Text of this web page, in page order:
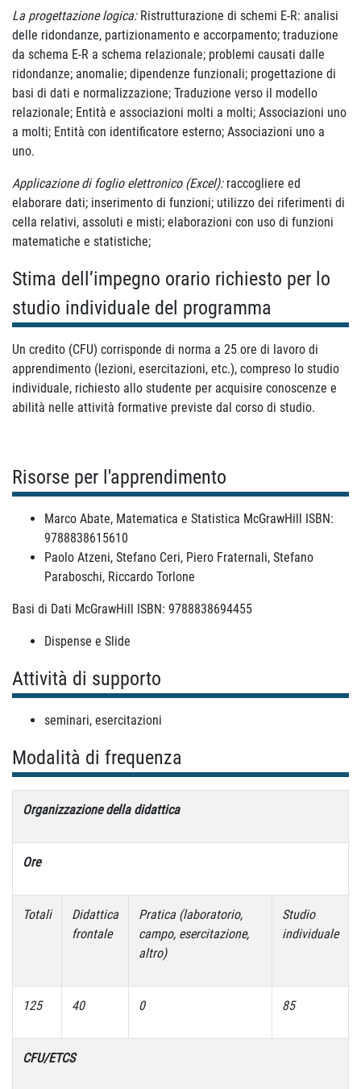
La progettazione logica: Ristrutturazione di schemi E-R: analisi
delle ridondanze, partizionamento e accorpamento; traduzione
da schema E-R a schema relazionale; problemi causati dalle
ridondanze; anomalie; dipendenze funzionali; progettazione di
basi di dati e normalizzazione; Traduzione verso il modello
relazionale; Entità e associazioni molti a molti; Associazioni uno
a molti; Entità con identificatore esterno; Associazioni uno a
uno.
Applicazione di foglio elettronico (Excel):raccogliere ed
elaborare dati; inserimento di funzioni; utilizzo dei riferimenti di
cella relativi, assoluti e misti; elaborazioni con uso di funzioni
matematiche e statistiche;
Stima dell’impegno orario richiesto per lo
studio individuale del programma
Un credito (CFU) corrisponde di norma a 25 ore di lavoro di
apprendimento (lezioni, esercitazioni, etc.), compreso lo studio
individuale, richiesto allo studente per acquisire conoscenze e
abilità nelle attività formative previste dal corso di studio.
Risorse per l'apprendimento
Marco Abate, Matematica e Statistica McGrawHill ISBN:
9788838615610
Paolo Atzeni, Stefano Ceri, Piero Fraternali, Stefano
Paraboschi, Riccardo Torlone
Basi di Dati McGrawHill ISBN: 9788838694455
Dispense e Slide
Attività di supporto
seminari, esercitazioni
Modalità di frequenza
Organizzazione della didattica
Ore
Totali
Didattica
frontale
Pratica (laboratorio,
campo, esercitazione,
altro)
Studio
individuale
125 40 0 85
CFU/ETCS